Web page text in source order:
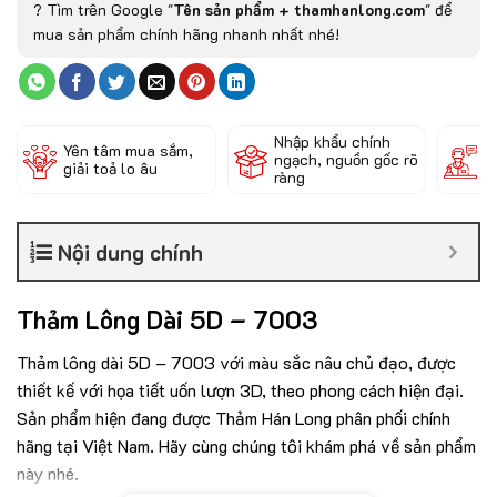
? Tìm trên Google "Tên sản phẩm + thamhanlong.com" để
mua sản phẩm chính hãng nhanh nhất nhé!
Yên tâm mua sắm,
giải toả lo âu
Nhập khẩu chính
ngạch, nguồn gốc rõ
ràng
Nội dung chính
Thảm Lông Dài 5D – 7003
Thảm lông dài 5D – 7003 với màu sắc nâu chủ đạo, được
thiết kế với họa tiết uốn lượn 3D, theo phong cách hiện đại.
Sản phẩm hiện đang được Thảm Hán Long phân phối chính
hãng tại Việt Nam. Hãy cùng chúng tôi khám phá về sản phẩm
này nhé.